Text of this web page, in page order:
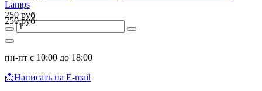
Lamps
250 руб
250 руб
пн-пт с 10:00 до 18:00
📩Написать на E-mail